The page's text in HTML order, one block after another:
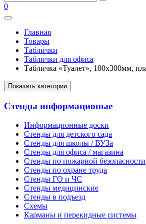
0
Главная
Товары
Таблички
Таблички для офиса
Табличка «Туалет», 100х300мм,
Показать категории
Стенды информационые
Информационные доски
Стенды для детского сада
Стенды для школы / ВУЗа
Стенды для офиса / магазина
Стенды по пожарной безопасности
Стенды по охране труда
Стенды ГО и ЧС
Стенды медицинские
Стенды в подъезд
Схемы
Карманы и перекидные системы